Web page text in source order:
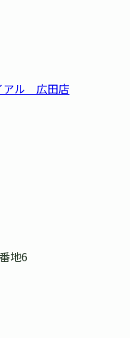
アル 広田店
地6